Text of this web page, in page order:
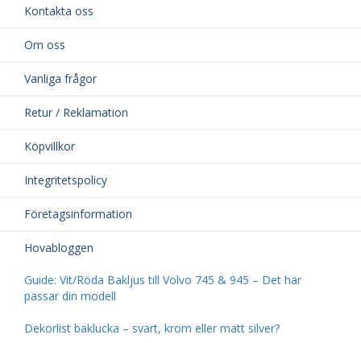
Kontakta oss
Om oss
Vanliga frågor
Retur / Reklamation
Köpvillkor
Integritetspolicy
Företagsinformation
Hovabloggen
Guide: Vit/Röda Bakljus till Volvo 745 & 945 – Det här
passar din modell
Dekorlist baklucka – svart, krom eller matt silver?